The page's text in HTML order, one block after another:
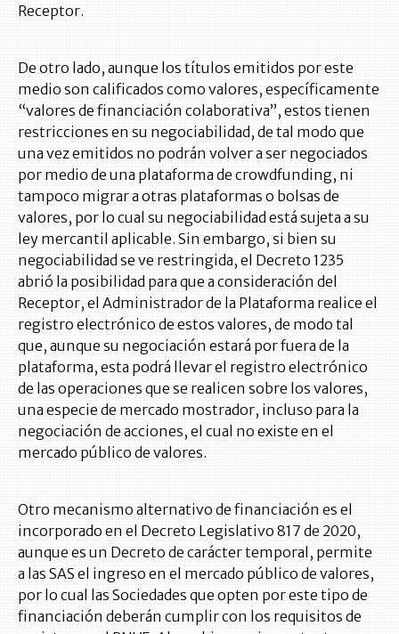
Receptor.
De otro lado, aunque los títulos emitidos por este
medio son calificados como valores, específicamente
“valores de financiación colaborativa”, estos tienen
restricciones en su negociabilidad, de tal modo que
una vez emitidos no podrán volver a ser negociados
por medio de una plataforma de crowdfunding, ni
tampoco migrar a otras plataformas o bolsas de
valores, por lo cual su negociabilidad está sujeta a su
ley mercantil aplicable. Sin embargo, si bien su
negociabilidad se ve restringida, el Decreto 1235
abrió la posibilidad para que a consideración del
Receptor, el Administrador de la Plataforma realice el
registro electrónico de estos valores, de modo tal
que, aunque su negociación estará por fuera de la
plataforma, esta podrá llevar el registro electrónico
de las operaciones que se realicen sobre los valores,
una especie de mercado mostrador, incluso para la
negociación de acciones, el cual no existe en el
mercado público de valores.
Otro mecanismo alternativo de financiación es el
incorporado en el Decreto Legislativo 817 de 2020,
aunque es un Decreto de carácter temporal, permite
a las SAS el ingreso en el mercado público de valores,
por lo cual las Sociedades que opten por este tipo de
financiación deberán cumplir con los requisitos de